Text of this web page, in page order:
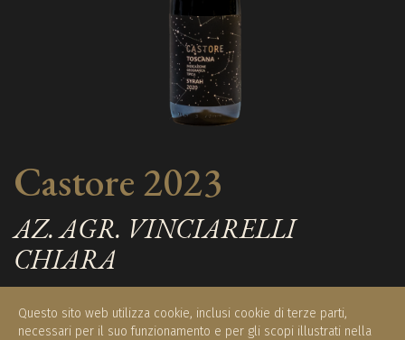
Questo sito web utilizza cookie, inclusi cookie di terze parti,
necessari per il suo funzionamento e per gli scopi illustrati nella
Castore 2023
AZ. AGR. VINCIARELLI
CHIARA